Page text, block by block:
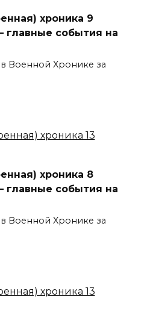
хроника 9
главные события на
Военной Хронике за
хроника 8
главные события на
Военной Хронике за